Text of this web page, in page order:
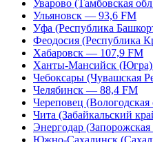
Уварово (Тамбовская
Ульяновск — 93,6 FM
Уфа (Республика
Феодосия (Республика
Хабаровск — 107,9 FM
Ханты-Мансийск
Чебоксары (Чувашская
Челябинск — 88,4 FM
Череповец
Чита (Забайкальский
Энергодар
Южно-Сахалинск